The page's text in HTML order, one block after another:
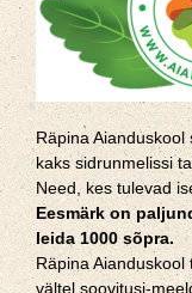
Räpina
kaks sidrunmelissi
Need, kes tulevad
Eesmärk on
leida 1000 sõpra.
Räpina
vältel soovitusi-